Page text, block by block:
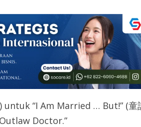
“I Am Married … But!” (童
Doctor.”